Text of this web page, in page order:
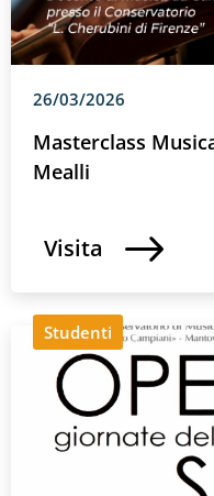
26/03/2026
Masterclass
Mealli
Visita
Studenti